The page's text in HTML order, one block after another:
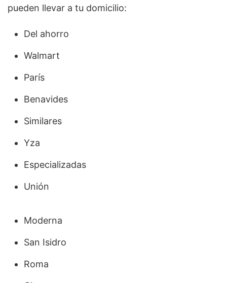
pueden llevar a tu domicilio:
Del ahorro
Walmart
París
Benavides
Similares
Yza
Especializadas
Unión
Moderna
San Isidro
Roma